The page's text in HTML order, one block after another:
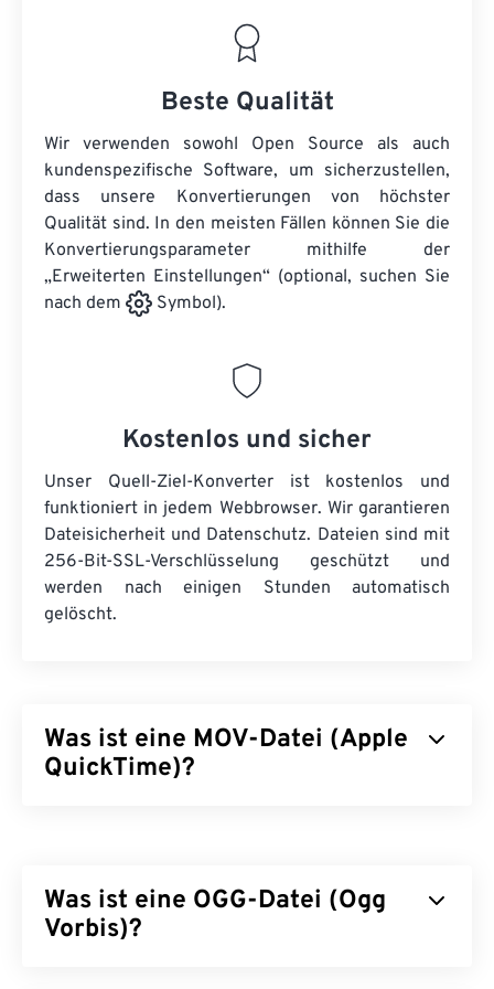
Beste Qualität
Wir verwenden sowohl Open Source als auch
kundenspezifische Software, um sicherzustellen,
dass unsere Konvertierungen von höchster
Qualität sind. In den meisten Fällen können Sie die
Konvertierungsparameter mithilfe der
„Erweiterten Einstellungen“ (optional, suchen Sie
nach dem
Symbol).
Kostenlos und sicher
Unser Quell-Ziel-Konverter ist kostenlos und
funktioniert in jedem Webbrowser. Wir garantieren
Dateisicherheit und Datenschutz. Dateien sind mit
256-Bit-SSL-Verschlüsselung geschützt und
werden nach einigen Stunden automatisch
gelöscht.
Was ist eine MOV-Datei (Apple
QuickTime)?
sich besonders gut zum Speichern von
Multimediadateien auf dem Gerät. Eines seiner
Was ist eine OGG-Datei (Ogg
Vorbis)?